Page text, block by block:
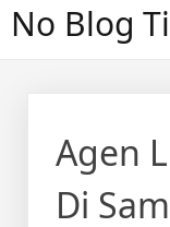
No Blog
Agen
Di